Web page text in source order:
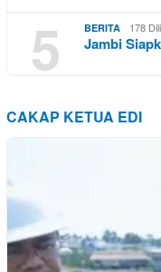
5
BERITA 178
Jambi
CAKAP KETUA EDI